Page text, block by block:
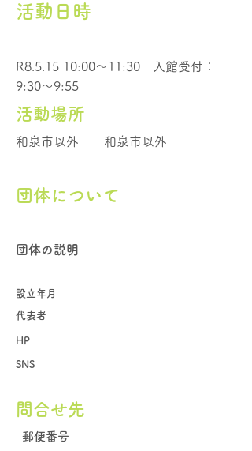
活動日時
R8.5.15 10:00～11:30 入館受付：
9:30～9:55
活動場所
和泉市以外 和泉市以外
団体について
団体の説明
設立年月
代表者
HP
SNS
問合せ先
郵便番号